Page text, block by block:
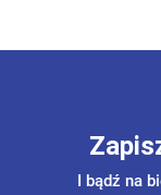
I bądź na